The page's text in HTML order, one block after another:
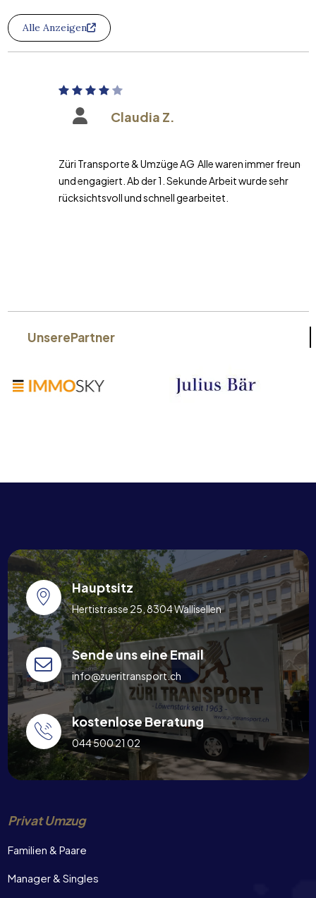
Alle Anzeigen
Claudia Z.
Züri Transporte & Umzüge AG Alle waren immer freundlich
und engagiert. Ab der 1. Sekunde Arbeit wurde sehr
rücksichtsvoll und schnell gearbeitet.
UnserePartner
Hauptsitz
Hertistrasse 25, 8304 Wallisellen
Sende uns eine Email
info@zueritransport.ch
kostenlose Beratung
044 500 21 02
Privat Umzug
Familien & Paare
Manager & Singles